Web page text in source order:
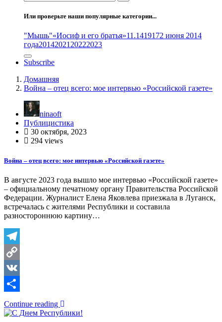
Или проверьте наши популярные категории...
"Мышь"«Иосиф и его братья»11.1419172 июня 2014
года2014202120222023
Subscribe
Домашняя
Война – отец всего: мое интервью «Российской газете»
ninaoft
Публицистика
30 октября, 2023
294 views
Война – отец всего: мое интервью «Российской газете»
В августе 2023 года вышло мое интервью «Российской газете»
– официальному печатному органу Правительства Российской
Федерации. Журналист Елена Яковлева приезжала в Луганск,
встречалась с жителями Республики и составила
разностороннюю картину…
Telegram
Copy
Link
VK
Отправить
Continue reading